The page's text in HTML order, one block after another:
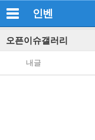
인벤
오픈이슈갤러리
내글